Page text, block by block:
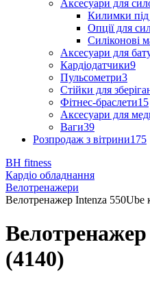
Аксесуари для
Килимки під
Опції для
Силіконові
Аксесуари для
Кардіодатчики9
Пульсометри3
Стійки для
Фітнес-браслети15
Аксесуари для
Ваги39
Розпродаж з вітрини175
BH fitness
Кардіо обладнання
Велотренажери
Велотренажер Intenza 550Ube
(4140)